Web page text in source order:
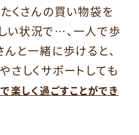
たくさんの買い物袋を
い状況で…、一人で歩
んと一緒に歩けると、
さしくサポートしても
楽しく過ごすことができ